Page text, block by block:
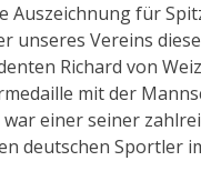
Auszeichnung für
unseres Vereins
Richard von
mit der
einer seiner
deutschen Sportler